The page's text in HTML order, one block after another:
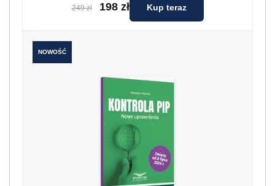
249 zł 198 zł Kup teraz
NOWOŚĆ